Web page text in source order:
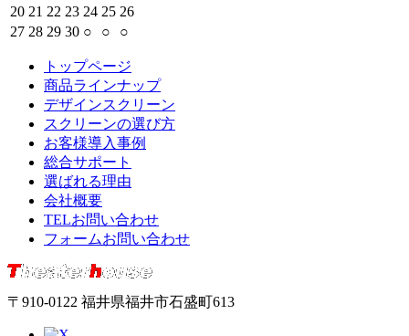
20 21 22 23 24 25 26
27 28 29 30 ○ ○ ○
トップページ
商品ラインナップ
デザインスクリーン
スクリーンの選び方
お客様導入事例
総合サポート
選ばれる理由
会社概要
TELお問い合わせ
フォームお問い合わせ
〒910-0122 福井県福井市石盛町613